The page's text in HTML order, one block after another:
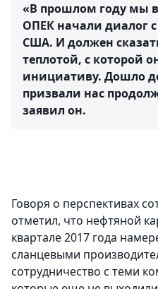
«В прошлом году мы
ОПЕК начали​​​​ диалог
США. И должен
теплотой, с которой
инициативу. Дошло
призвали нас
заявил он.
Говоря о перспективах
отметил, что нефтяной
квартале 2017 года
сланцевыми
сотрудничество с теми